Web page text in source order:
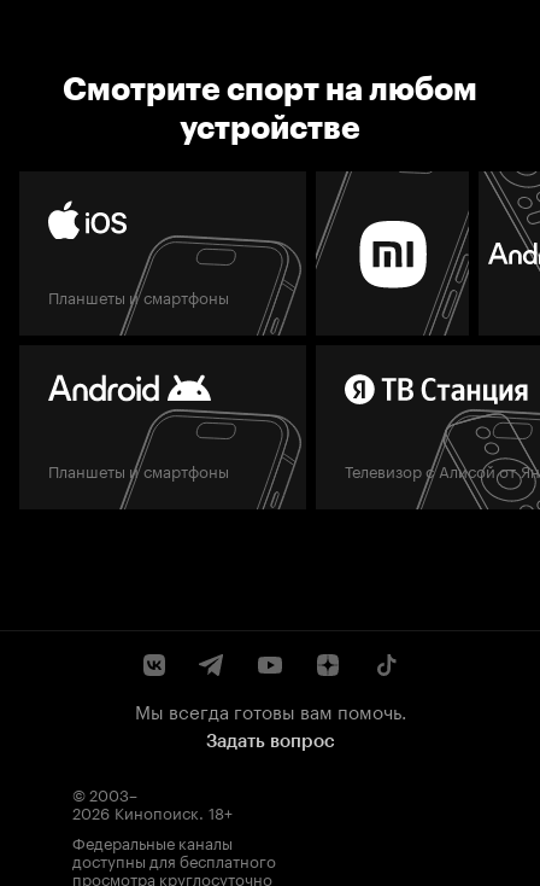
Смотрите спорт на любом
устройстве
Планшеты и смартфоны
Планшеты и смартфоны Телевизор с Алисой от
Мы всегда готовы вам помочь.
Задать вопрос
© 2003–
2026 Кинопоиск. 18+
Федеральные каналы
доступны для бесплатного
просмотра круглосуточно